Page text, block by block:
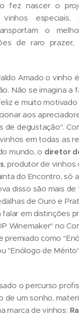
fez nascer o
especiais,
o
de raro
Amado o vinho
Não se imagina a
e muito motivado
aos
degustação".
em todas as
mundo, o diretor
, produtor de vinhos
do Encontro, só
disso são mais de
de Ouro e
falar em distinções
Winemaker" no
premiado como
"Enólogo de
o percurso
de um sonho,
marca de vinhos: